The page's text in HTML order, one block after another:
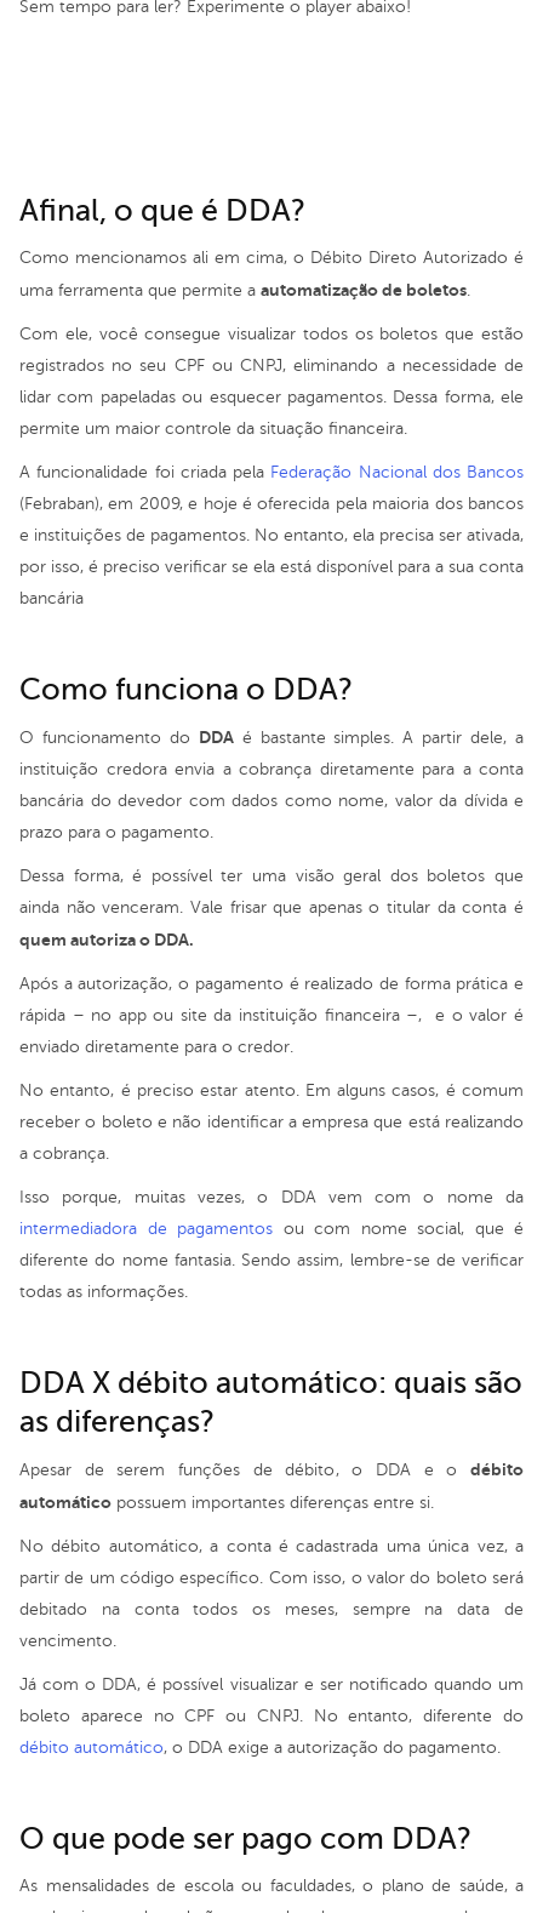
Sem tempo para ler? Experimente o player abaixo!
Afinal, o que é DDA?
Como mencionamos ali em cima, o Débito Direto Autorizado é
uma ferramenta que permite a automatização de boletos.
Com ele, você consegue visualizar todos os boletos que estão
registrados no seu CPF ou CNPJ, eliminando a necessidade de
lidar com papeladas ou esquecer pagamentos. Dessa forma, ele
permite um maior controle da situação financeira.
A funcionalidade foi criada pela Federação Nacional dos Bancos
(Febraban), em 2009, e hoje é oferecida pela maioria dos bancos
e instituições de pagamentos. No entanto, ela precisa ser ativada,
por isso, é preciso verificar se ela está disponível para a sua conta
bancária
Como funciona o DDA?
O funcionamento do DDAé bastante simples. A partir dele, a
instituição credora envia a cobrança diretamente para a conta
bancária do devedor com dados como nome, valor da dívida e
prazo para o pagamento.
Dessa forma, é possível ter uma visão geral dos boletos que
ainda não venceram. Vale frisar que apenas o titular da conta é
quem autoriza o DDA.
Após a autorização, o pagamento é realizado de forma prática e
rápida – no app ou site da instituição financeira –, e o valor é
enviado diretamente para o credor.
No entanto, é preciso estar atento. Em alguns casos, é comum
receber o boleto e não identificar a empresa que está realizando
a cobrança.
Isso porque, muitas vezes, o DDA vem com o nome da
intermediadora de pagamentos ou com nome social, que é
diferente do nome fantasia. Sendo assim, lembre-se de verificar
todas as informações.
DDA X débito automático: quais são
as diferenças?
Apesar de serem funções de débito, o DDA e o débito
automático possuem importantes diferenças entre si.
No débito automático, a conta é cadastrada uma única vez, a
partir de um código específico. Com isso, o valor do boleto será
debitado na conta todos os meses, sempre na data de
vencimento.
Já com o DDA, é possível visualizar e ser notificado quando um
boleto aparece no CPF ou CNPJ. No entanto, diferente do
débito automático, o DDA exige a autorização do pagamento.
O que pode ser pago com DDA?
As mensalidades de escola ou faculdades, o plano de saúde, a